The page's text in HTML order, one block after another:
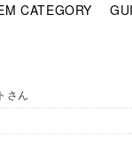
CATEGORY
さん